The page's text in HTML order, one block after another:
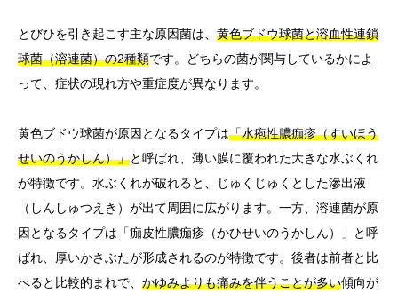
とびひを引き起こす主な原因菌は、 黄色ブドウ球菌と溶血性連鎖
球菌（溶連菌）の2種類です。どちらの菌が関与しているかによ
って、症状の現れ方や重症度が異なります。
黄色ブドウ球菌が原因となるタイプは「水疱性膿痂疹（すいほう
せいのうかしん）」と呼ばれ、薄い膜に覆われた大きな水ぶくれ
が特徴です。水ぶくれが破れると、じゅくじゅくとした滲出液
（しんしゅつえき）が出て周囲に広がります。一方、溶連菌が原
因となるタイプは「痂皮性膿痂疹（かひせいのうかしん）」と呼
ばれ、厚いかさぶたが形成されるのが特徴です。後者は前者と比
べると比較的まれで、 かゆみよりも痛みを伴うことが多い傾向が